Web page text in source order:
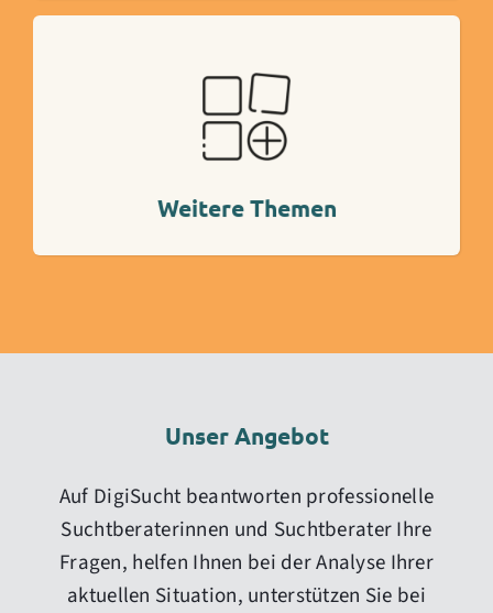
Weitere Themen
Mehr Info
Unser Angebot
Auf DigiSucht beantworten professionelle
Suchtberaterinnen und Suchtberater Ihre
Fragen, helfen Ihnen bei der Analyse Ihrer
aktuellen Situation, unterstützen Sie bei